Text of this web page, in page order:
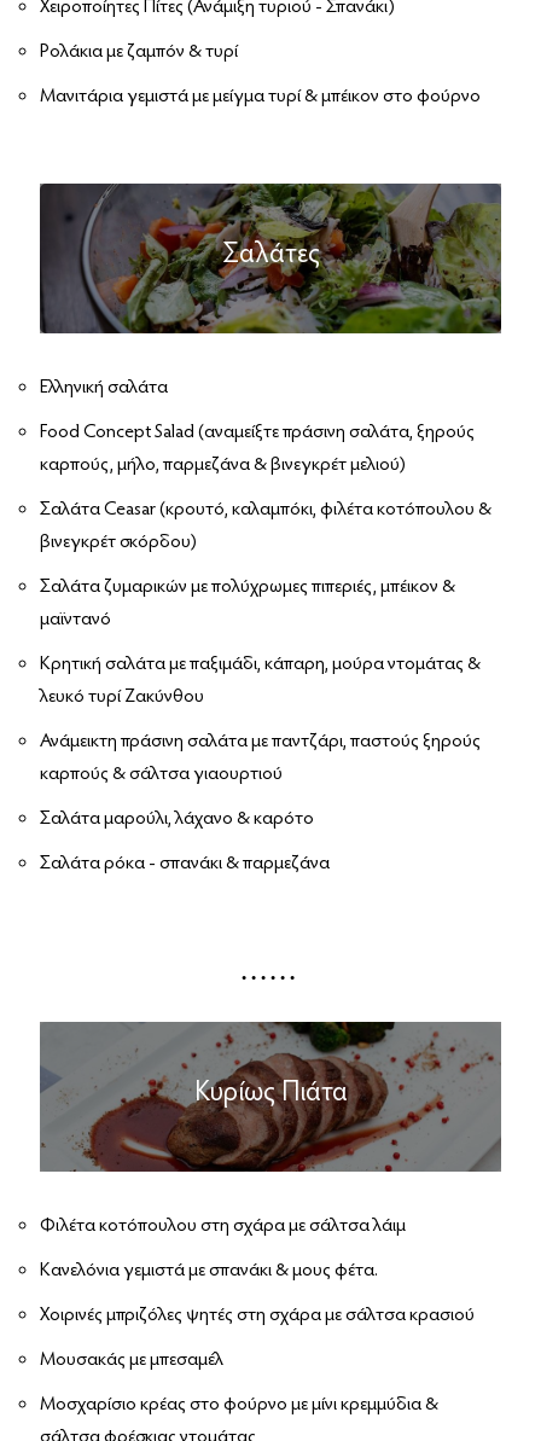
Χειροποίητες Πίτες (Ανάμιξη τυριού - Σπανάκι)
Ρολάκια με ζαμπόν & τυρί
Μανιτάρια γεμιστά με μείγμα τυρί & μπέικον στο φούρνο
Σαλάτες
Ελληνική σαλάτα
Food Concept Salad (αναμείξτε πράσινη σαλάτα, ξηρούς
καρπούς, μήλο, παρμεζάνα & βινεγκρέτ μελιού)
Σαλάτα Ceasar (κρουτό, καλαμπόκι, φιλέτα κοτόπουλου &
βινεγκρέτ σκόρδου)
Σαλάτα ζυμαρικών με πολύχρωμες πιπεριές, μπέικον &
μαϊντανό
Κρητική σαλάτα με παξιμάδι, κάπαρη, μούρα ντομάτας &
λευκό τυρί Ζακύνθου
Ανάμεικτη πράσινη σαλάτα με παντζάρι, παστούς ξηρούς
καρπούς & σάλτσα γιαουρτιού
Σαλάτα μαρούλι, λάχανο & καρότο
Σαλάτα ρόκα - σπανάκι & παρμεζάνα
Κυρίως Πιάτα
Φιλέτα κοτόπουλου στη σχάρα με σάλτσα λάιμ
Κανελόνια γεμιστά με σπανάκι & μους φέτα.
Χοιρινές μπριζόλες ψητές στη σχάρα με σάλτσα κρασιού
Μουσακάς με μπεσαμέλ
Μοσχαρίσιο κρέας στο φούρνο με μίνι κρεμμύδια &
σάλτσα φρέσκιας ντομάτας